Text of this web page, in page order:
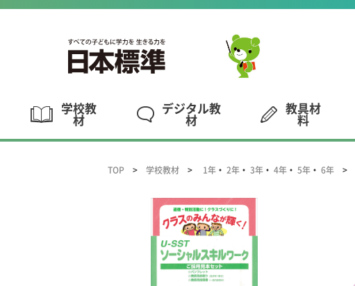
学校教
材
デジタル教
材
教具材
料
TOP 学校教材 1年 ・ 2年 ・ 3年 ・ 4年 ・ 5年 ・ 6年